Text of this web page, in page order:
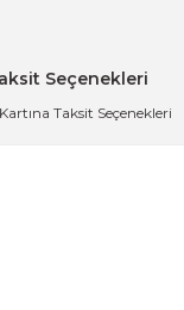
Seçenekleri
Taksit Seçenekleri